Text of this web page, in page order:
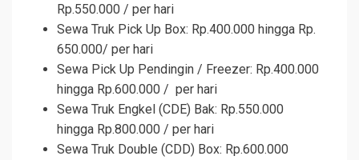
Rp.550.000 / per hari
Sewa Truk Pick Up Box: Rp.400.000 hingga Rp.
650.000/ per hari
Sewa Pick Up Pendingin / Freezer: Rp.400.000
hingga Rp.600.000 / per hari
Sewa Truk Engkel (CDE) Bak: Rp.550.000
hingga Rp.800.000 / per hari
Sewa Truk Double (CDD) Box: Rp.600.000